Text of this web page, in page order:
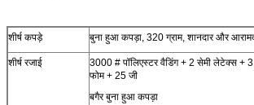
शीर्ष कपड़े बुना हुआ कपड़ा, 320 ग्राम, शानदार और
शीर्ष रजाई
3000 # पॉलिएस्टर वैडिंग + 2 सेमी लेटेक्स +
फोम + 25 जी
बगैर बुना हुआ कपड़ा